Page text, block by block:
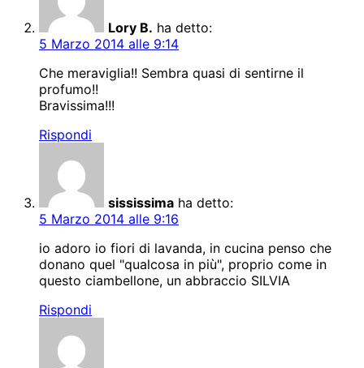
Lory B. ha detto:
5 Marzo 2014 alle 9:14
Che meraviglia!! Sembra quasi di sentirne il
profumo!!
Bravissima!!!
Rispondi
sississima ha detto:
5 Marzo 2014 alle 9:16
io adoro io fiori di lavanda, in cucina penso che
donano quel "qualcosa in più", proprio come in
questo ciambellone, un abbraccio SILVIA
Rispondi